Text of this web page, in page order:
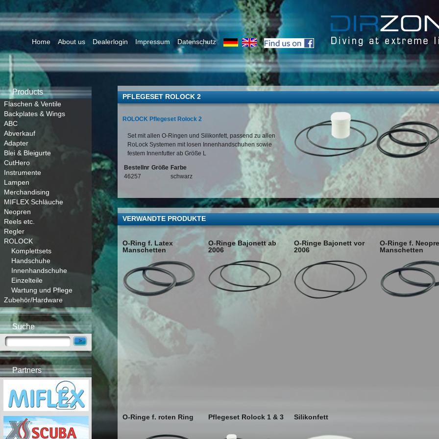
Home About us Dealerlogin Impressum Datenschutz
Products
Flaschen & Ventile
Backplates & Wings
ABC
Abverkauf
Adapter
Blei & Bleigurte
CutHero
Instrumente
Lampen
Merchandising
MIFLEX Schläuche
Neopren
Reels etc.
Regler
ROLOCK
Komplettsets
Handschuhe
Innenhandschuhe
Einzelteile
Wartung und Pflege
Zubehör/Hardware
Suche
Partners
PFLEGESET ROLOCK 2
ROLOCK Pflegeset Rolock 2
Set mit allen O-Ringen und Silikonfett, passend zu allen
RoLock Systemen mit losen Innenhandschuhen sowie
festem Innenfutter ab Größe L
Bestellnr Größe Farbe
46257
schwarz
VERWANDTE PRODUKTE
O-Ring f. Latex
Manschetten
O-Ringe Bajonett ab
2006
O-Ringe Bajonett vor
2006
O-Ringe f.
Manschetten
O-Ringe f. roten Ring Pflegeset Rolock 1 & 3 Silikonfett